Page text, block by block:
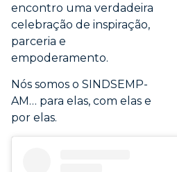
encontro uma verdadeira
celebração de inspiração,
parceria e
empoderamento.
Nós somos o SINDSEMP-
AM… para elas, com elas e
por elas.